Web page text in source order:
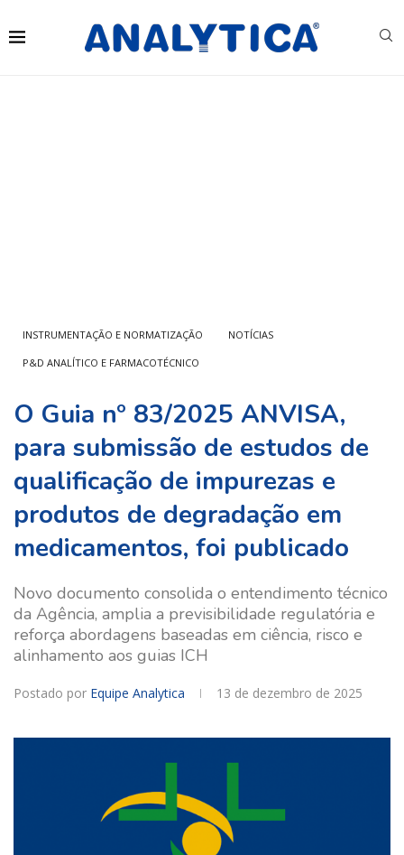
INSTRUMENTAÇÃO E NORMATIZAÇÃO NOTÍCIAS
P&D ANALÍTICO E FARMACOTÉCNICO
O Guia nº 83/2025 ANVISA,
para submissão de estudos de
qualificação de impurezas e
produtos de degradação em
medicamentos, foi publicado
Novo documento consolida o entendimento técnico
da Agência, amplia a previsibilidade regulatória e
reforça abordagens baseadas em ciência, risco e
alinhamento aos guias ICH
Postado por Equipe Analytica 13 de dezembro de 2025